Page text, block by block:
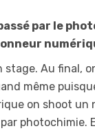
par le
stage. Au final,
même
on shoot
photochimie.